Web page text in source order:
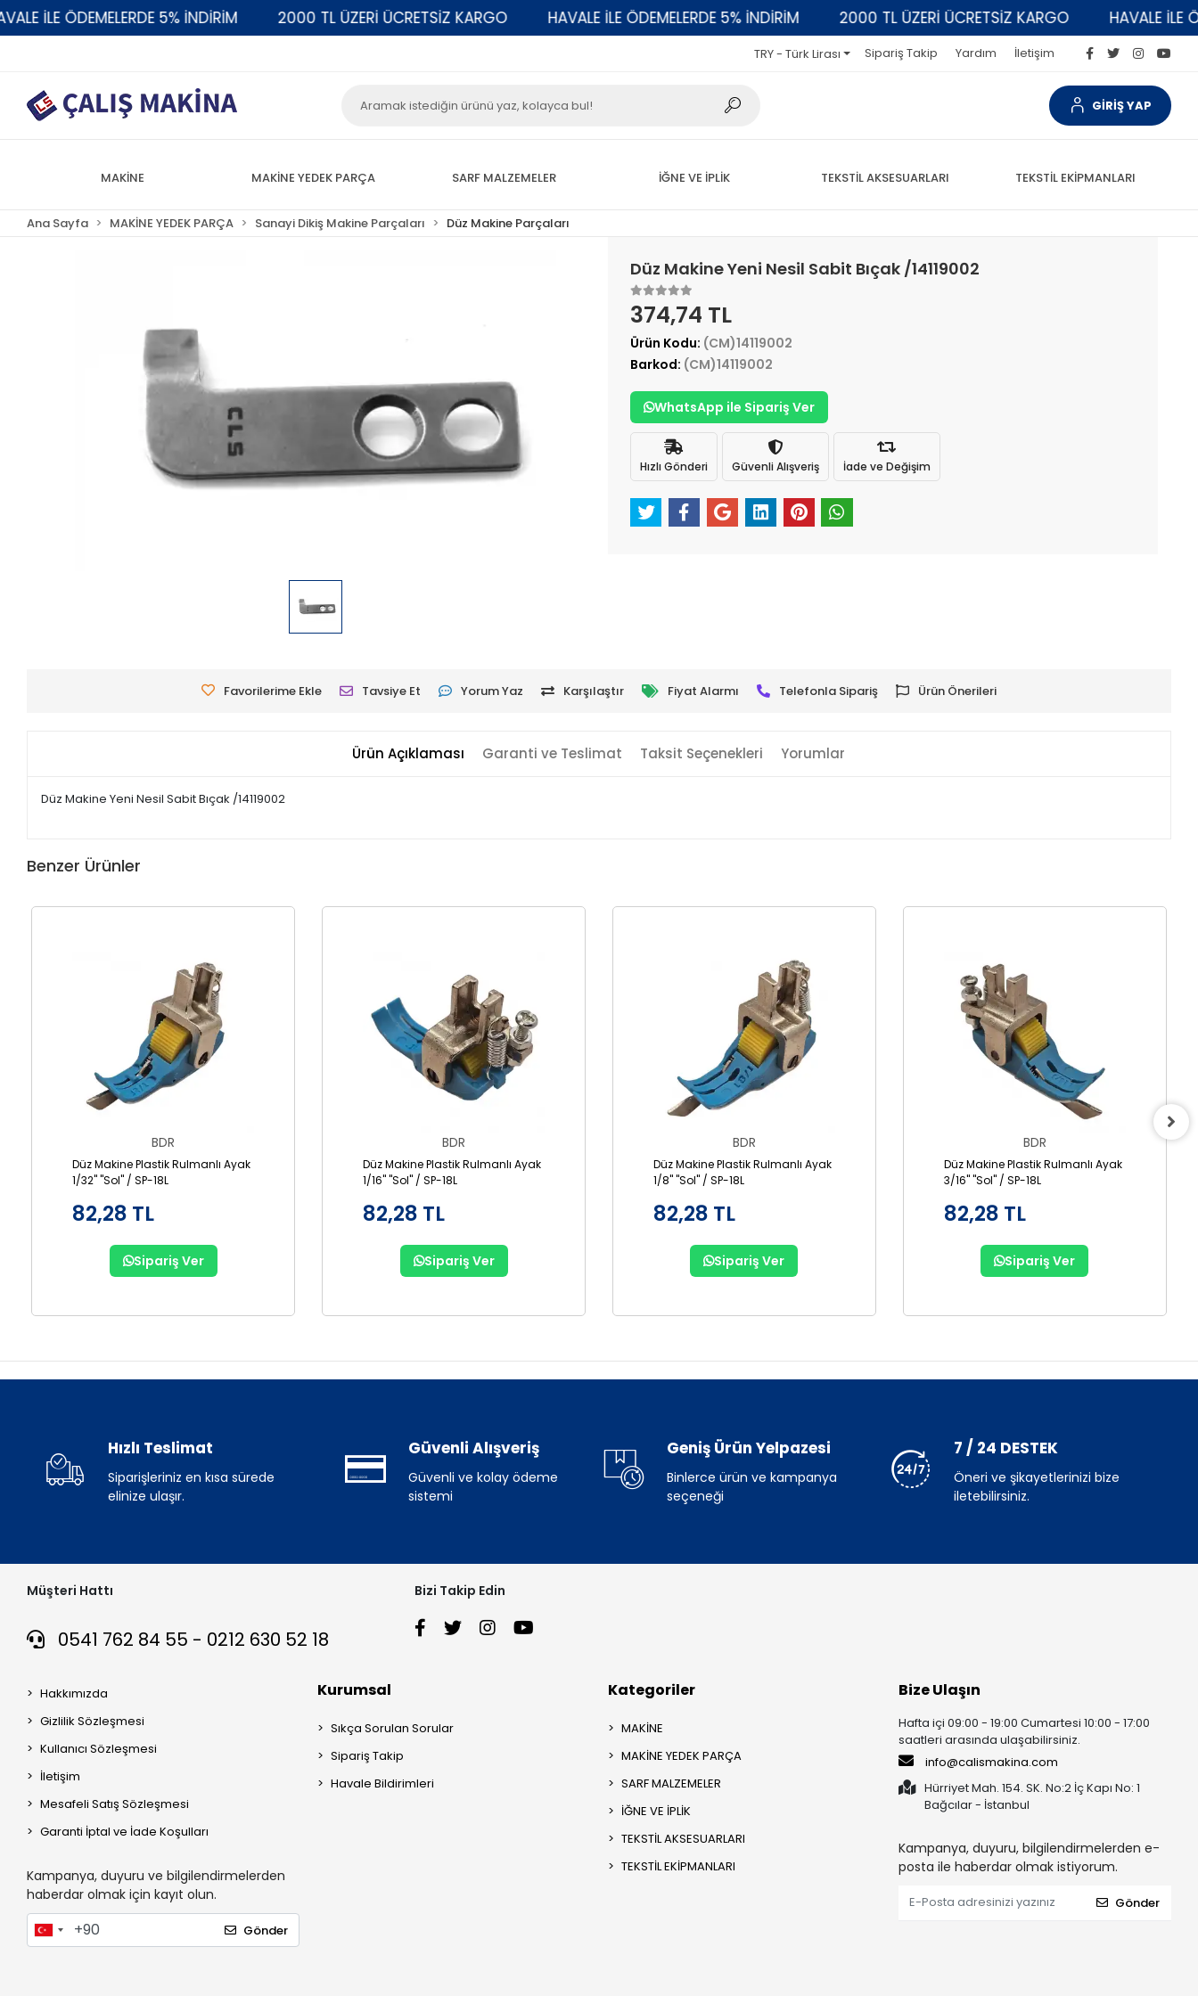
İLE ÖDEMELERDE 5% İNDİRİM 2000 TL ÜZERİ ÜCRETSİZ KARGO HAVALE İLE ÖDEMELERDE 5% İNDİRİM 2000 TL ÜZERİ ÜCRETSİZ KARGO HAVALE İLE
TRY - Türk Lirası Sipariş Takip Yardım İletişim
GİRİŞ YAP
MAKİNE MAKİNE YEDEK PARÇA SARF MALZEMELER İĞNE VE İPLİK TEKSTİL AKSESUARLARI TEKSTİL EKİPMANLARI
Ana Sayfa MAKİNE YEDEK PARÇA Sanayi Dikiş Makine Parçaları Düz Makine Parçaları
Düz Makine Yeni Nesil Sabit Bıçak /14119002
374,74 TL
Ürün Kodu: (CM)14119002
Barkod: (CM)14119002
WhatsApp ile Sipariş Ver
Hızlı Gönderi Güvenli Alışveriş İade ve Değişim
Favorilerime Ekle Tavsiye Et Yorum Yaz Karşılaştır Fiyat Alarmı Telefonla Sipariş Ürün Önerileri
Ürün Açıklaması Garanti ve Teslimat Taksit Seçenekleri Yorumlar
Düz Makine Yeni Nesil Sabit Bıçak /14119002
Benzer Ürünler
BDR
Düz Makine Plastik Rulmanlı Ayak
1/32" "Sol" / SP-18L
82,28 TL
Sipariş Ver
BDR
Düz Makine Plastik Rulmanlı Ayak
1/16" "Sol" / SP-18L
82,28 TL
Sipariş Ver
BDR
Düz Makine Plastik Rulmanlı Ayak
1/8" "Sol" / SP-18L
82,28 TL
Sipariş Ver
BDR
Düz Makine Plastik Rulmanlı Ayak
3/16" "Sol" / SP-18L
82,28 TL
Sipariş Ver
Hızlı Teslimat
Siparişleriniz en kısa sürede
elinize ulaşır.
Güvenli Alışveriş
Güvenli ve kolay ödeme
sistemi
Geniş Ürün Yelpazesi
Binlerce ürün ve kampanya
seçeneği
7 / 24 DESTEK
Öneri ve şikayetlerinizi bize
iletebilirsiniz.
Müşteri Hattı
0541 762 84 55 - 0212 630 52 18
Bizi Takip Edin
Hakkımızda
Gizlilik Sözleşmesi
Kullanıcı Sözleşmesi
İletişim
Mesafeli Satış Sözleşmesi
Garanti İptal ve İade Koşulları
Kampanya, duyuru ve bilgilendirmelerden
haberdar olmak için kayıt olun.
Gönder
Kurumsal
Sıkça Sorulan Sorular
Sipariş Takip
Havale Bildirimleri
Kategoriler
MAKİNE
MAKİNE YEDEK PARÇA
SARF MALZEMELER
İĞNE VE İPLİK
TEKSTİL AKSESUARLARI
TEKSTİL EKİPMANLARI
Bize Ulaşın
Hafta içi 09:00 - 19:00 Cumartesi 10:00 - 17:00
saatleri arasında ulaşabilirsiniz.
info@calismakina.com
Hürriyet Mah. 154. SK. No:2 İç Kapı No: 1
Bağcılar - İstanbul
Kampanya, duyuru, bilgilendirmelerden e-
posta ile haberdar olmak istiyorum.
Gönder